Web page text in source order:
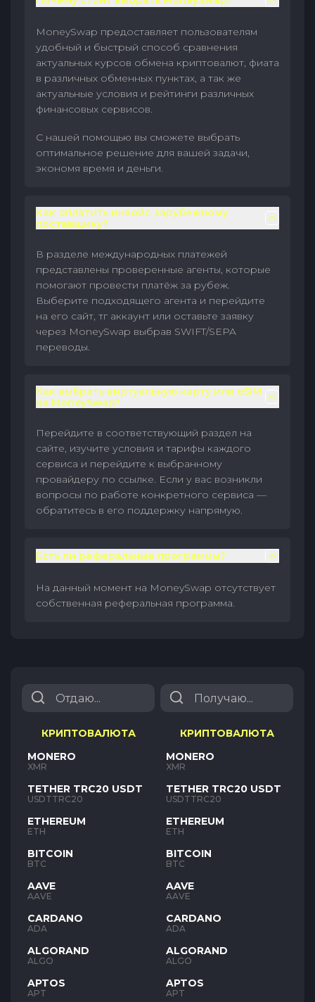
MoneySwap предоставляет пользователям
удобный и быстрый способ сравнения
актуальных курсов обмена криптовалют, фиата
в различных обменных пунктах, а так же
актуальные условия и рейтинги различных
финансовых сервисов.
С нашей помощью вы сможете выбрать
оптимальное решение для вашей задачи,
экономя время и деньги.
Как оплатить инвойс зарубежному
поставщику?
В разделе международных платежей
представлены проверенные агенты, которые
помогают провести платёж за рубеж.
Выберите подходящего агента и перейдите
на его сайт, тг аккаунт или оставьте заявку
через MoneySwap выбрав SWIFT/SEPA
переводы.
Как выбрать виртуальную карту или eSIM
на MoneySwap?
Перейдите в соответствующий раздел на
сайте, изучите условия и тарифы каждого
сервиса и перейдите к выбранному
провайдеру по ссылке. Если у вас возникли
вопросы по работе конкретного сервиса —
обратитесь в его поддержку напрямую.
Есть ли реферальные программы?
На данный момент на MoneySwap отсутствует
собственная реферальная программа.
КРИПТОВАЛЮТА
MONERO
XMR
TETHER TRC20 USDT
USDTTRC20
ETHEREUM
ETH
BITCOIN
BTC
AAVE
AAVE
CARDANO
ADA
ALGORAND
ALGO
APTOS
APT
КРИПТОВАЛЮТА
MONERO
XMR
TETHER TRC20 USDT
USDTTRC20
ETHEREUM
ETH
BITCOIN
BTC
AAVE
AAVE
CARDANO
ADA
ALGORAND
ALGO
APTOS
APT